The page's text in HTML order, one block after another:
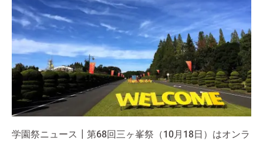
学園祭ニュース┃第68回三ヶ峯祭（10月18日）はオンラ